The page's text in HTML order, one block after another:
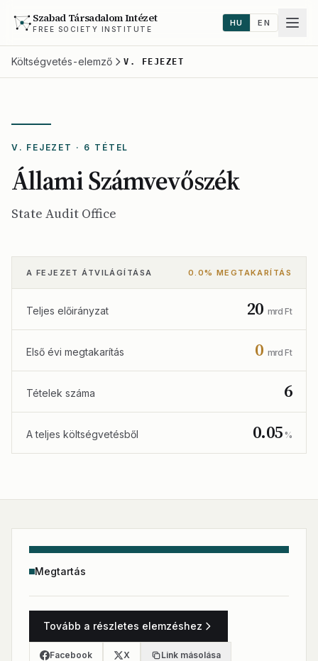
Szabad Társadalom Intézet
FREE SOCIETY INSTITUTE
HU EN
Költségvetés-elemző V. FEJEZET
V. FEJEZET · 6 TÉTEL
Állami Számvevőszék
State Audit Office
A FEJEZET ÁTVILÁGÍTÁSA 0.0% MEGTAKARÍTÁS
Teljes előirányzat 20 mrd Ft
Első évi megtakarítás 0 mrd Ft
Tételek száma 6
A teljes költségvetésből 0.05 %
Megtartás
Tovább a részletes elemzéshez
Facebook X Link másolása